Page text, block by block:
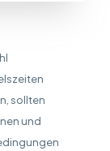
sollten
und